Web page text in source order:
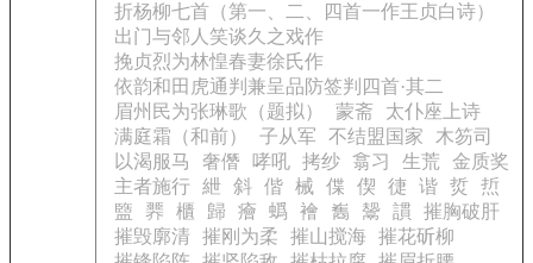
折杨柳七首（第一、二、四首一作王贞白诗）
出门与邻人笑谈久之戏作
挽贞烈为林惶春妻徐氏作
依韵和田虎通判兼呈品防签判四首·其二
眉州民为张琳歌（题拟）
蒙斋
太仆座上诗
满庭霜（和前）
子从军 不结盟国家
木笏司
以渴服马
奢僭 哮吼 拷纱 翕习 生荒
金质奖
主者施行
紲 斜 偕 械 偞 偰 徢 谐 烲 焎
盬
臩 櫃 歸 癐 蟡 襘 雟 鬶 謴
摧胸破肝
摧毁廓清
摧刚为柔 摧山搅海
摧花斫柳